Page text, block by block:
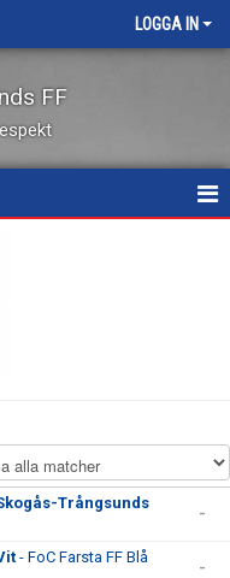
LOGGA IN
FF
Trångsunds
-
- FoC Farsta FF Blå
-